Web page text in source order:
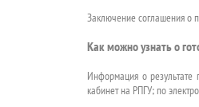
Заключение соглашения о
Как можно узнать о
Информация о результате
кабинет на РПГУ; по